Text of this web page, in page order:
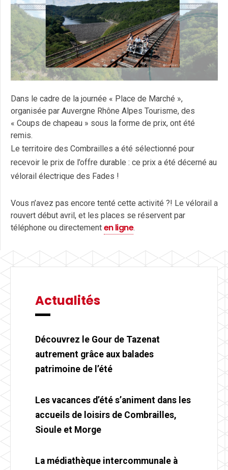
Dans le cadre de la journée « Place de Marché »,
organisée par Auvergne Rhône Alpes Tourisme, des
« Coups de chapeau » sous la forme de prix, ont été
remis.
Le territoire des Combrailles a été sélectionné pour
recevoir le prix de l’offre durable : ce prix a été décerné au
vélorail électrique des Fades !
Vous n’avez pas encore tenté cette activité ?! Le vélorail a
rouvert début avril, et les places se réservent par
téléphone ou directement en ligne.
Actualités
Découvrez le Gour de Tazenat
autrement grâce aux balades
patrimoine de l’été
Les vacances d’été s’animent dans les
accueils de loisirs de Combrailles,
Sioule et Morge
La médiathèque intercommunale à